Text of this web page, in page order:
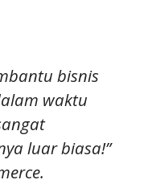
bisnis
waktu
luar biasa!”